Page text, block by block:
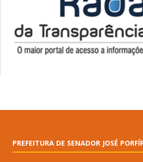
PREFEITURA DE SENADOR JOSÉ